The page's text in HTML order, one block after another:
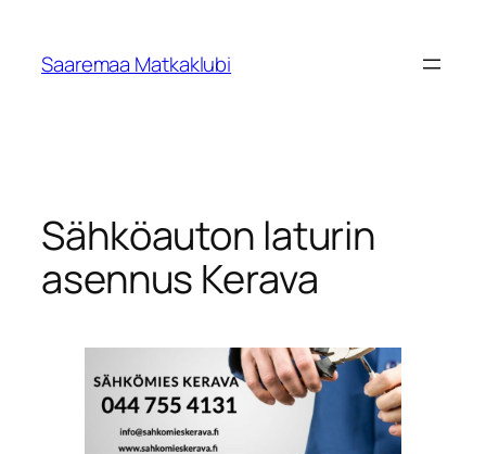
content
Saaremaa Matkaklubi
Sähköauton laturin
asennus Kerava